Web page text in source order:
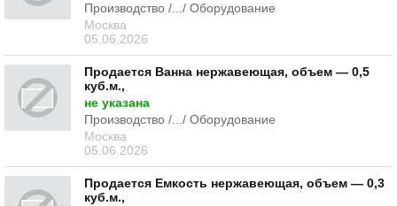
Производство /.../ Оборудование
Москва
05.06.2026
Продается Ванна нержавеющая, объем — 0,5
куб.м.,
не указана
Производство /.../ Оборудование
Москва
05.06.2026
Продается Емкость нержавеющая, объем — 0,3
куб.м.,